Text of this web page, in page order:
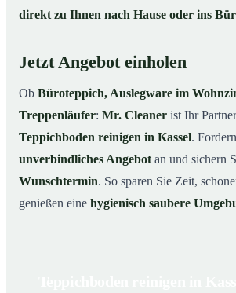
direkt zu Ihnen nach Hause oder ins
Jetzt Angebot einholen
Ob Büroteppich, Auslegware im
Treppenläufer: Mr. Cleaner ist Ihr
Teppichboden reinigen in Kassel.
unverbindliches Angebot an und sichern
Wunschtermin. So sparen Sie Zeit,
genießen eine hygienisch saubere